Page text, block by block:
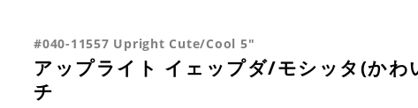
#040-11557 Upright Cute/Cool 5"
アップライト イェップダ/モシッタ(か
チ